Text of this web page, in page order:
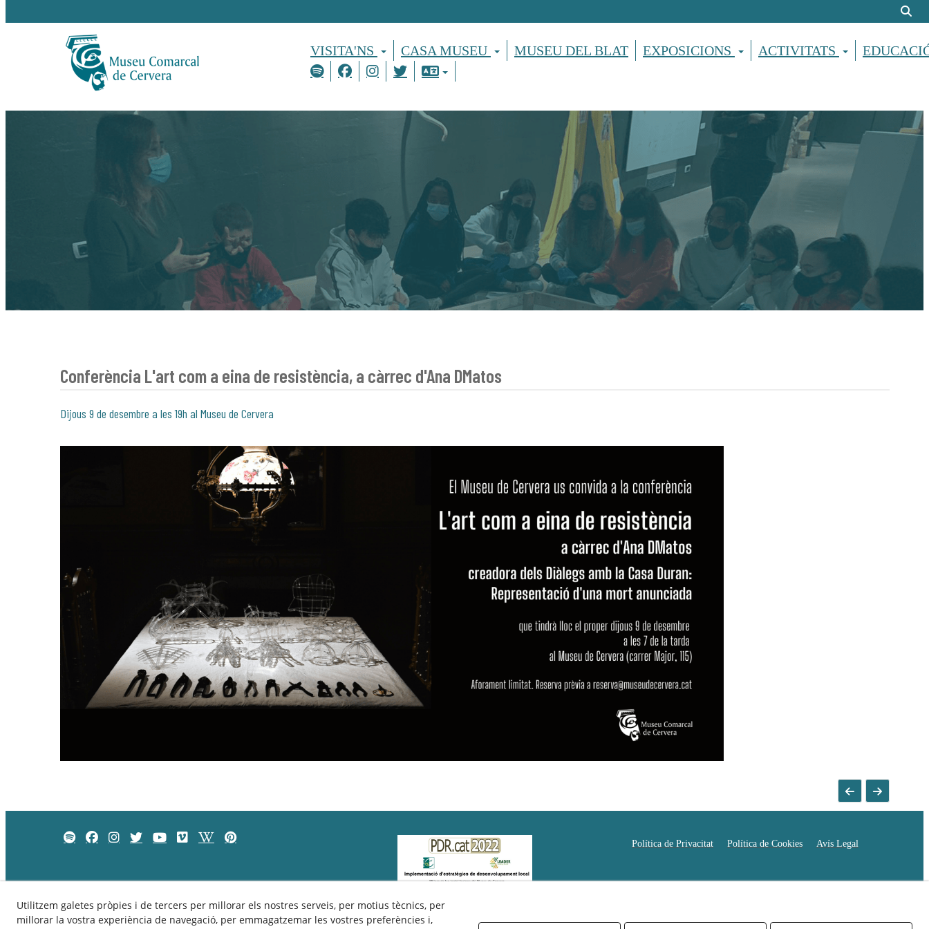
VISITA'NS CASA MUSEU MUSEU DEL BLAT EXPOSICIONS ACTIVITATS
Conferència L'art com a eina de resistència, a càrrec d'Ana DMatos
Dijous 9 de desembre a les 19h al Museu de Cervera
Avís Legal
Política de Cookies
Política de Privacitat
Utilitzem galetes pròpies i de tercers per millorar els nostres serveis, per motius tècnics, per
millorar la vostra experiència de navegació, per emmagatzemar les vostres preferències i,